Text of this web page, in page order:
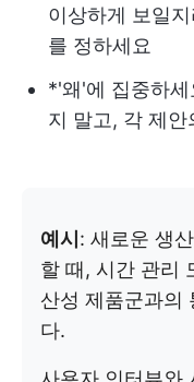
이상하게 보일
를 정하세요
*'왜'에 집중하
지 말고, 각 제
예시: 새로운 생
할 때, 시간 관리
산성 제품군과의
다.